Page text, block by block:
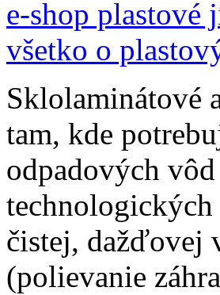
e-shop plastové
všetko o
Sklolaminátové
tam, kde
odpadových
čistej, dažďovej
(polievanie